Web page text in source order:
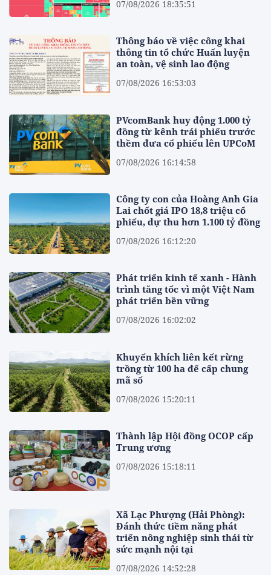
07/08/2026 18:35:51
Thông báo về việc công khai
thông tin tổ chức Huấn luyện
an toàn, vệ sinh lao động
07/08/2026 16:53:03
PVcomBank huy động 1.000 tỷ
đồng từ kênh trái phiếu trước
thềm đưa cổ phiếu lên UPCoM
07/08/2026 16:14:58
Công ty con của Hoàng Anh Gia
Lai chốt giá IPO 18,8 triệu cổ
phiếu, dự thu hơn 1.100 tỷ đồng
07/08/2026 16:12:20
Phát triển kinh tế xanh - Hành
trình tăng tốc vì một Việt Nam
phát triển bền vững
07/08/2026 16:02:02
Khuyến khích liên kết rừng
trồng từ 100 ha để cấp chung
mã số
07/08/2026 15:20:11
Thành lập Hội đồng OCOP cấp
Trung ương
07/08/2026 15:18:11
Xã Lạc Phượng (Hải Phòng):
Đánh thức tiềm năng phát
triển nông nghiệp sinh thái từ
sức mạnh nội tại
07/08/2026 14:52:28